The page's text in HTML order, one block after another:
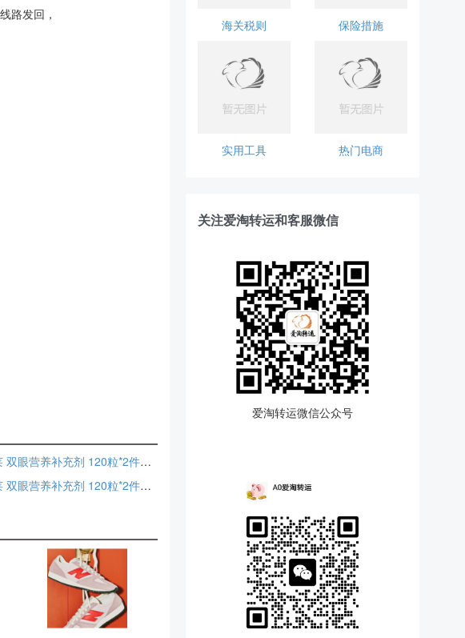
路发回，
【含税直邮】Puritan's Pride 普丽普莱 双眼营养补充剂 120粒*2件装 到手约￥119.54
【含税直邮】Puritan's Pride 普丽普莱 双眼营养补充剂 120粒*2件装 到手约￥100.21
海关税则 保险措施
实用工具 热门电商
关注爱淘转运和客服微信
爱淘转运微信公众号